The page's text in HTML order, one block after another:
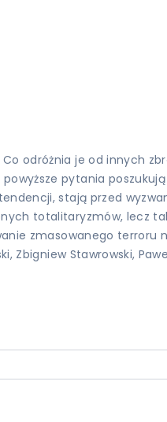
odróżnia je od innych
pytania
stają przed
totalitaryzmów, lecz
zmasowanego terroru
Stawrowski,